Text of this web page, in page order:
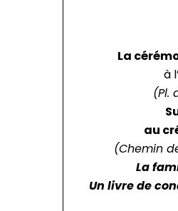
La
à
(Pl.
au
(Chemin
La
Un livre de